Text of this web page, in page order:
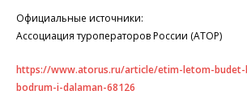
Официальные источники:
Ассоциация туроператоров России (АТОР)
https://www.atorus.ru/article/etim-letom-budet-
bodrum-i-dalaman-68126